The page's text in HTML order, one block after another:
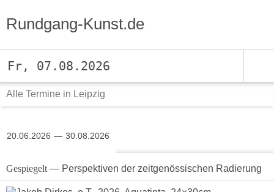
Rundgang-Kunst.de
Fr, 07.08.2026
Alle Termine in Leipzig
20.06.2026 30.08.2026
Gespiegelt— Perspektiven der zeitgenössischen Radierung